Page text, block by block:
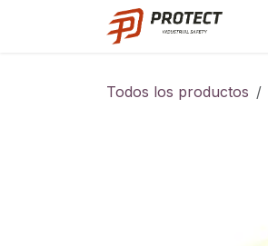
Todos los productos